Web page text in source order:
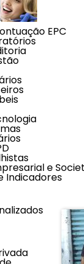
EPC
e
Indicadores
do produto
excelente
de clientes